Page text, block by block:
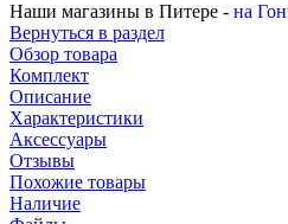
Наши магазины в Питере - на
Вернуться в раздел
Обзор товара
Комплект
Описание
Характеристики
Аксессуары
Отзывы
Похожие товары
Наличие